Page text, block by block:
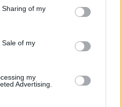
of my
of my
my
Advertising.